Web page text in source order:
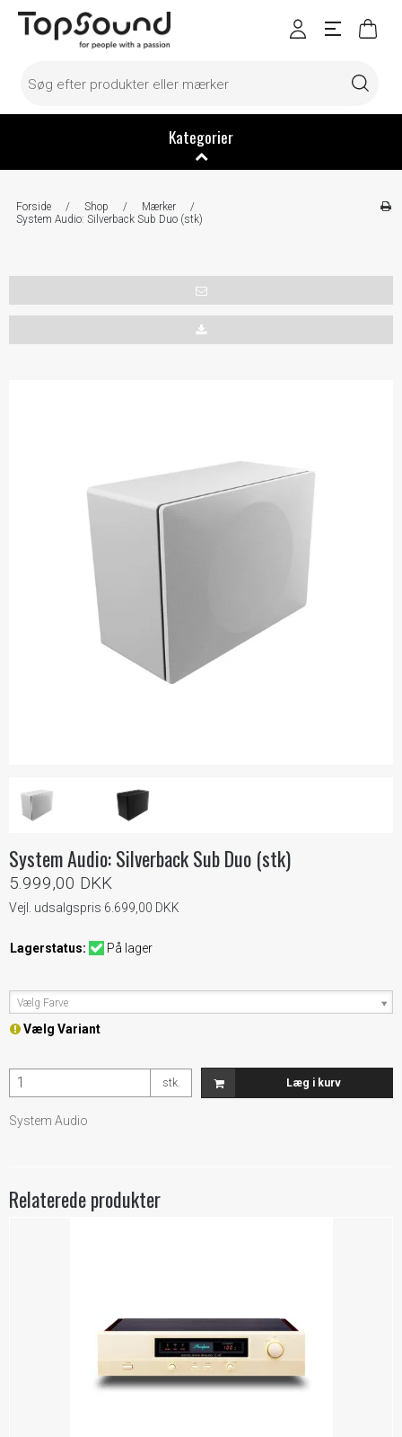
Kategorier
Forside / Shop / Mærker
/
System Audio: Silverback Sub Duo (stk)
System Audio: Silverback Sub Duo (stk)
5.999,00 DKK
Vejl. udsalgspris 6.699,00 DKK
Lagerstatus: På lager
Vælg Farve
Vælg Variant
stk. Læg i kurv
System Audio
Relaterede produkter